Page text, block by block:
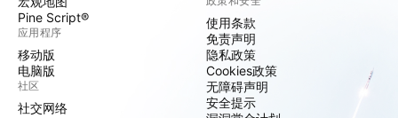
Pine Script®
应用程序
移动版
电脑版
社区
社交网络
使用条款
免责声明
隐私政策
Cookies政策
无障碍声明
安全提示